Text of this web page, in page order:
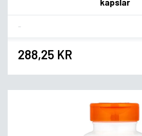
kapslar
288,25 KR